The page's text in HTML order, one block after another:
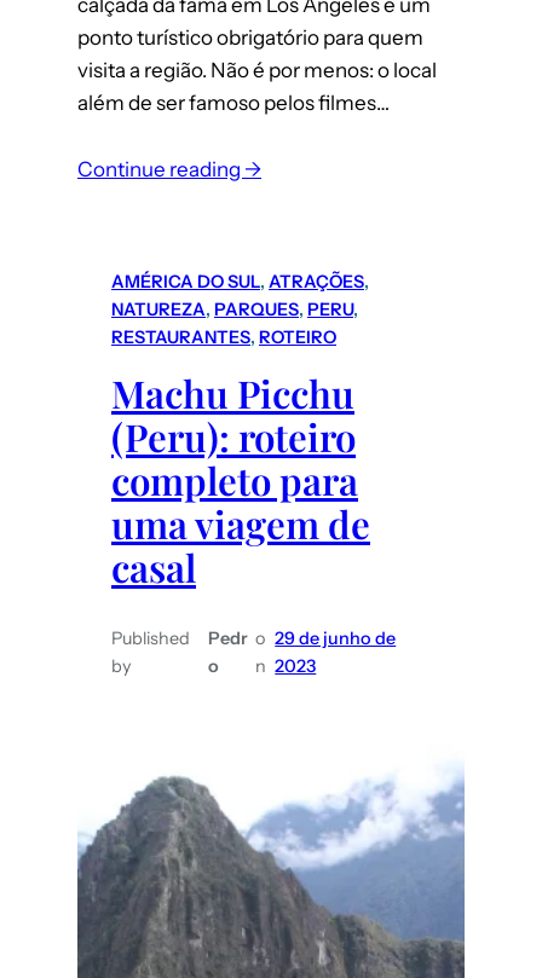
ponto turístico obrigatório para quem
visita a região. Não é por menos: o local
além de ser famoso pelos filmes…
Continue reading →:
completo
para
a
Calçada
da
Fama
AMÉRICA DO SUL, ATRAÇÕES
NATUREZA, PARQUES, PERU
RESTAURANTES, ROTEIRO
Machu Picchu
(Peru): roteiro
completo para
uma viagem de
casal
Published
by
Pedr
o
o
n
29 de junho de
2023